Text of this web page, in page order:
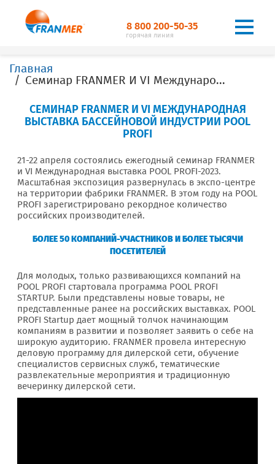
8 800 200-50-35
горячая линия
Главная
Семинар FRANMER И VI Международная выставка бассейновой индустрии POOL PROFI
СЕМИНАР FRANMER И VI МЕЖДУНАРОДНАЯ
ВЫСТАВКА БАССЕЙНОВОЙ ИНДУСТРИИ POOL
PROFI
21-22 апреля состоялись ежегодный семинар FRANMER
и VI Международная выставка POOL PROFI-2023.
Масштабная экспозиция развернулась в экспо-центре
на территории фабрики FRANMER. В этом году на POOL
PROFI зарегистрировано рекордное количество
российских производителей.
БОЛЕЕ 50 КОМПАНИЙ-УЧАСТНИКОВ И БОЛЕЕ ТЫСЯЧИ
ПОСЕТИТЕЛЕЙ
Для молодых, только развивающихся компаний на
POOL PROFI стартовала программа POOL PROFI
STARTUP. Были представлены новые товары, не
представленные ранее на российских выставках. POOL
PROFI Startup дает мощный толчок начинающим
компаниям в развитии и позволяет заявить о себе на
широкую аудиторию. FRANMER провела интересную
деловую программу для дилерской сети, обучение
специалистов сервисных служб, тематические
развлекательные мероприятия и традиционную
вечеринку дилерской сети.